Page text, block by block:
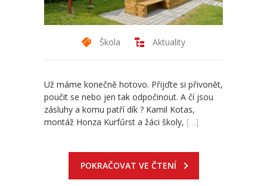
Škola Aktuality
Už máme konečně hotovo. Přijďte si přivonět,
poučit se nebo jen tak odpočinout. A čí jsou
zásluhy a komu patří dík ? Kamil Kotas,
montáž Honza Kurfűrst a žáci školy, […]
POKRAČOVAT VE ČTENÍ